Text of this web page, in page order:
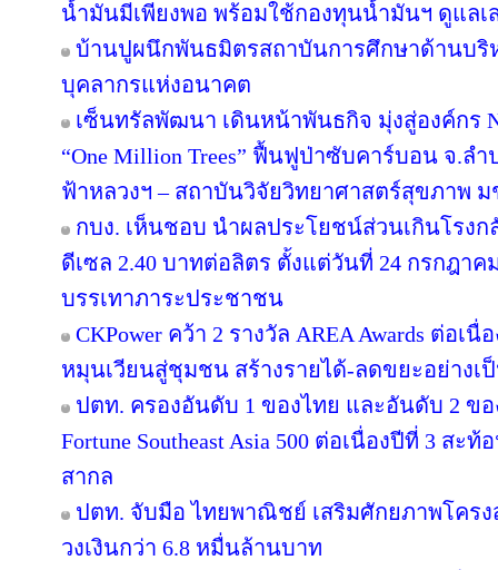
น้ำมันมีเพียงพอ พร้อมใช้กองทุนน้ำมันฯ ดูแล
บ้านปูผนึกพันธมิตรสถาบันการศึกษาด้านบริ
บุคลากรแห่งอนาคต
เซ็นทรัลพัฒนา เดินหน้าพันธกิจ มุ่งสู่องค์กร
“One Million Trees” ฟื้นฟูป่าซับคาร์บอน จ.ล
ฟ้าหลวงฯ – สถาบันวิจัยวิทยาศาสตร์สุขภาพ ม
กบง. เห็นชอบ นำผลประโยชน์ส่วนเกินโรง
ดีเซล 2.40 บาทต่อลิตร ตั้งแต่วันที่ 24 กรกฎาค
บรรเทาภาระประชาชน
CKPower คว้า 2 รางวัล AREA Awards ต่อเ
หมุนเวียนสู่ชุมชน สร้างรายได้-ลดขยะอย่างเ
ปตท. ครองอันดับ 1 ของไทย และอันดับ 2 ขอ
Fortune Southeast Asia 500 ต่อเนื่องปีที่ 3 ส
สากล
ปตท. จับมือ ไทยพาณิชย์ เสริมศักยภาพโคร
วงเงินกว่า 6.8 หมื่นล้านบาท